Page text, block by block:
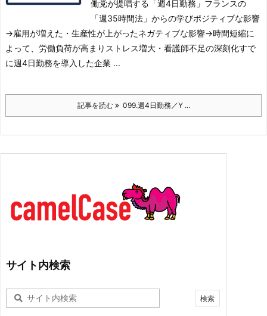
働党が提唱する「週4日勤務」 フランスの
「週35時間法」からの学びポジティブな影響
→雇用が増えた・生産性が上がったネガティブな影響→時間短縮に
よって、労働負荷が高まりストレス増大・看護師不足の深刻化すで
に週4日勤務を導入した企業 ...
記事を読む 099.週4日勤務／Y ...
サイト内検索